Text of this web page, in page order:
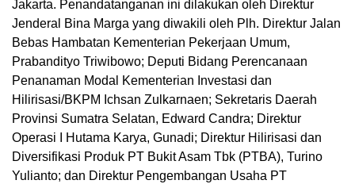
Jakarta. Penandatanganan ini dilakukan oleh Direktur
Jenderal Bina Marga yang diwakili oleh Plh. Direktur Jalan
Bebas Hambatan Kementerian Pekerjaan Umum,
Prabandityo Triwibowo; Deputi Bidang Perencanaan
Penanaman Modal Kementerian Investasi dan
Hilirisasi/BKPM Ichsan Zulkarnaen; Sekretaris Daerah
Provinsi Sumatra Selatan, Edward Candra; Direktur
Operasi I Hutama Karya, Gunadi; Direktur Hilirisasi dan
Diversifikasi Produk PT Bukit Asam Tbk (PTBA), Turino
Yulianto; dan Direktur Pengembangan Usaha PT